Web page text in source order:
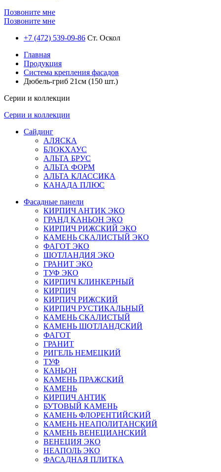
Позвоните мне
Позвоните мне
+7 (472) 539-09-86 Ст. Оскол
Главная
Продукция
Система крепления фасадов
Дюбель-гриб 21см (150 шт.)
Серии и коллекции
Серии и коллекции
Сайдинг
АЛЯСКА
БЛОКХАУС
АЛЬТА БРУС
АЛЬТА ФОРМ
АЛЬТА КЛАССИКА
КАНАДА ПЛЮС
Фасадные панели
КИРПИЧ АНТИК ЭКО
ГРАНД КАНЬОН ЭКО
КИРПИЧ РИЖСКИЙ ЭКО
КАМЕНЬ СКАЛИСТЫЙ ЭКО
ФАГОТ ЭКО
ШОТЛАНДИЯ ЭКО
ГРАНИТ ЭКО
ТУФ ЭКО
КИРПИЧ КЛИНКЕРНЫЙ
КИРПИЧ
КИРПИЧ РИЖСКИЙ
КИРПИЧ РУСТИКАЛЬНЫЙ
КАМЕНЬ СКАЛИСТЫЙ
КАМЕНЬ ШОТЛАНДСКИЙ
ФАГОТ
ГРАНИТ
РИГЕЛЬ НЕМЕЦКИЙ
ТУФ
КАНЬОН
КАМЕНЬ ПРАЖСКИЙ
КАМЕНЬ
КИРПИЧ АНТИК
БУТОВЫЙ КАМЕНЬ
КАМЕНЬ ФЛОРЕНТИЙСКИЙ
КАМЕНЬ НЕАПОЛИТАНСКИЙ
КАМЕНЬ ВЕНЕЦИАНСКИЙ
ВЕНЕЦИЯ ЭКО
НЕАПОЛЬ ЭКО
ФАСАДНАЯ ПЛИТКА